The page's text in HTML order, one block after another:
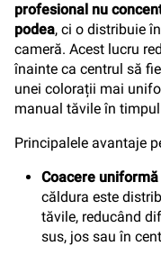
profesional nu
podea, ci o distribuie
cameră. Acest lucru
înainte ca centrul să
unei colorații mai
manual tăvile în
Principalele avantaje
Coacere
căldura este
tăvile, reducând
sus, jos sau în